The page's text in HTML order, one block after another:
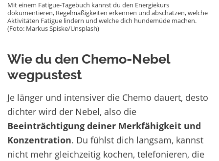
Mit einem Fatigue-Tagebuch kannst du den Energiekurs
dokumentieren, Regelmäßigkeiten erkennen und abschätzen, welche
Aktivitäten Fatigue lindern und welche dich hundemüde machen.
(Foto: Markus Spiske/Unsplash)
Wie du den Chemo-Nebel
wegpustest
Je länger und intensiver die Chemo dauert, desto
dichter wird der Nebel, also die
Beeinträchtigung deiner Merkfähigkeit und
Konzentration. Du fühlst dich langsam, kannst
nicht mehr gleichzeitig kochen, telefonieren, die